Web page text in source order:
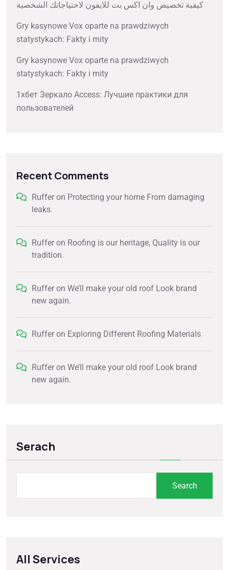
كيفية تخصيص وان اكس بت للايفون لاحتياجاتك الشخصية
Gry kasynowe Vox oparte na prawdziwych
statystykach: Fakty i mity
Gry kasynowe Vox oparte na prawdziwych
statystykach: Fakty i mity
1хбет Зеркало Access: Лучшие практики для
пользователей
Recent Comments
Ruffer on Protecting your home From damaging
leaks.
Ruffer on Roofing is our heritage, Quality is our
tradition.
Ruffer on We’ll make your old roof Look brand
new again.
Ruffer on Exploring Different Roofing Materials
Ruffer on We’ll make your old roof Look brand
new again.
Serach
Search
All Services